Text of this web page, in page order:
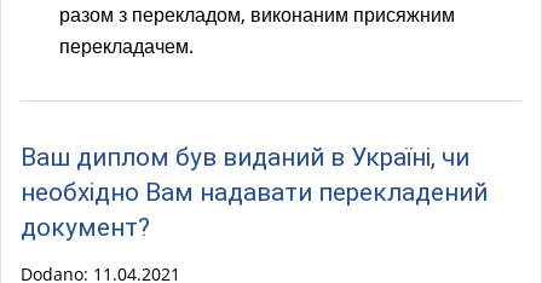
разом з перекладом, виконаним присяжним
перекладачем.
Ваш диплом був виданий в Україні, чи
необхідно Вам надавати перекладений
документ?
Dodano: 11.04.2021